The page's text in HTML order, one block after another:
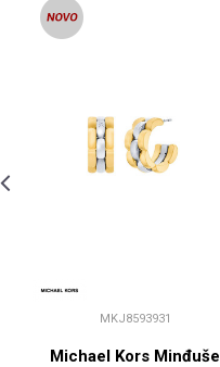
MKJ8593931
Michael Kors Minđuše